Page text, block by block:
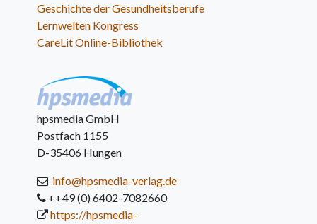
Geschichte der Gesundheitsberufe
Lernwelten Kongress
CareLit Online-Bibliothek
hpsmedia GmbH
Postfach 1155
D-35406 Hungen
info@hpsmedia-verlag.de
++49 (0) 6402-7082660
https://hpsmedia-